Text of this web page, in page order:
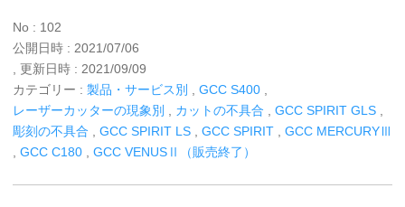
No : 102
公開日時 : 2021/07/06
, 更新日時 : 2021/09/09
カテゴリー : 製品・サービス別 GCC S400
レーザーカッターの現象別
カットの不具合 GCC SPIRIT GLS
彫刻の不具合
GCC SPIRIT LS GCC SPIRIT
GCC MERCURYⅢ
GCC C180 GCC VENUSⅡ（販売終了）